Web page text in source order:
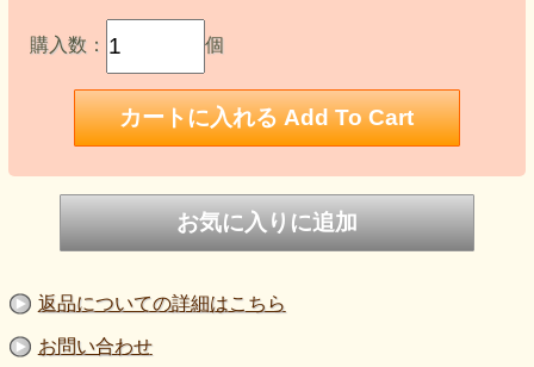
購入数： 個
返品についての詳細はこちら
お問い合わせ